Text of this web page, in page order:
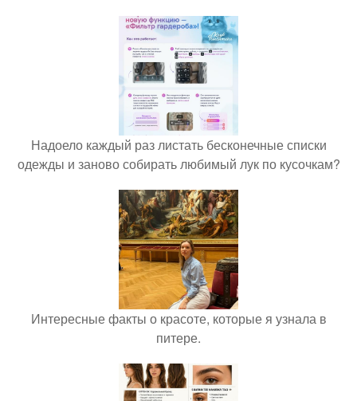
Надоело каждый раз листать бесконечные списки
одежды и заново собирать любимый лук по кусочкам?
Интересные факты о красоте, которые я узнала в
питере.